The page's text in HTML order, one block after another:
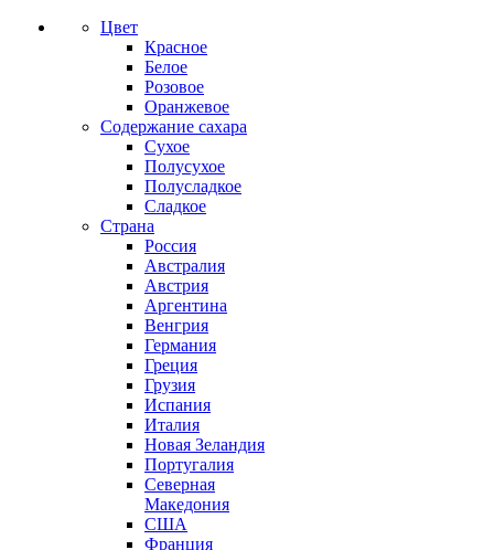
Цвет
Красное
Белое
Розовое
Оранжевое
Содержание сахара
Сухое
Полусухое
Полусладкое
Сладкое
Страна
Россия
Австралия
Австрия
Аргентина
Венгрия
Германия
Греция
Грузия
Испания
Италия
Новая Зеландия
Португалия
Северная
Македония
США
Франция